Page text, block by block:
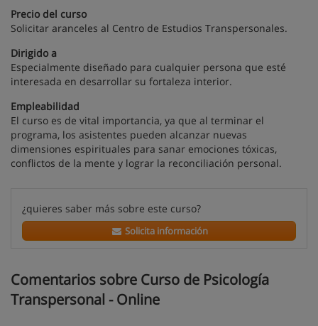
Precio del curso
Solicitar aranceles al Centro de Estudios Transpersonales.
Dirigido a
Especialmente diseñado para cualquier persona que esté
interesada en desarrollar su fortaleza interior.
Empleabilidad
El curso es de vital importancia, ya que al terminar el
programa, los asistentes pueden alcanzar nuevas
dimensiones espirituales para sanar emociones tóxicas,
conflictos de la mente y lograr la reconciliación personal.
¿quieres saber más sobre este curso?
Solicita información
Comentarios sobre Curso de Psicología
Transpersonal - Online